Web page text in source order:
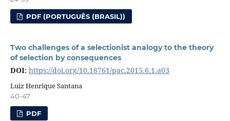
PDF (PORTUGUÊS (BRASIL))
Two challenges of a selectionist analogy to the theory
of selection by consequences
DOI: https://doi.org/10.18761/pac.2015.6.1.a03
Luiz Henrique Santana
40-47
PDF